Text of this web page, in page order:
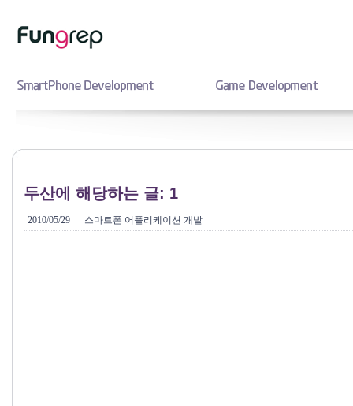
두산에 해당하는 글: 1
2010/05/29 스마트폰 어플리케이션 개발